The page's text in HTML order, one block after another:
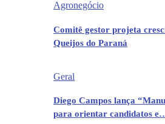
Agronegócio
Comitê gestor projeta
Queijos do Paraná
Geral
Diego Campos lança
para orientar candidatos